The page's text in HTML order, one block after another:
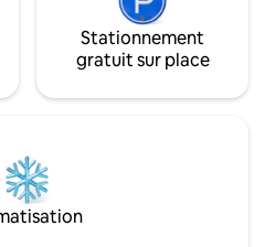
Stationnement
gratuit sur place